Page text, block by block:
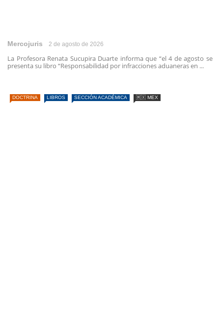
Mercojuris 2 de agosto de 2026
La Profesora Renata Sucupira Duarte informa que “el 4 de agosto se
presenta su libro “Responsabilidad por infracciones aduaneras en ...
DOCTRINA LIBROS SECCIÓN ACADÉMICA 🇲🇽 MEX